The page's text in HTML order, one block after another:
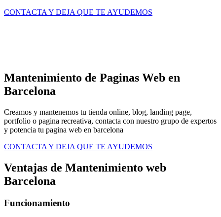
CONTACTA Y DEJA QUE TE AYUDEMOS
Mantenimiento de Paginas Web en
Barcelona
Creamos y mantenemos tu tienda online, blog, landing page,
portfolio o pagina recreativa, contacta con nuestro grupo de expertos
y potencia tu pagina web en barcelona
CONTACTA Y DEJA QUE TE AYUDEMOS
Ventajas de Mantenimiento web
Barcelona
Funcionamiento